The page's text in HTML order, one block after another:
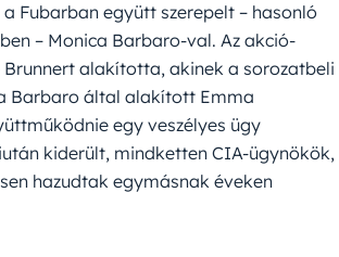
Fubarban együtt szerepelt – hasonló
– Monica Barbaro-val. Az akció-
alakította, akinek a sorozatbeli
Barbaro által alakított Emma
egy veszélyes ügy
kiderült, mindketten CIA-ügynökök,
hazudtak egymásnak éveken